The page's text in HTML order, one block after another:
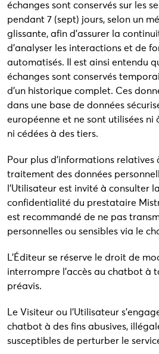
échanges sont conservés sur les
pendant 7 (sept) jours, selon un
glissante, afin d’assurer la
d’analyser les interactions et de
automatisés. Il est ainsi entendu
échanges sont conservés
d’un historique complet. Ces
dans une base de données
européenne et ne sont utilisées ni
ni cédées à des tiers.
Pour plus d’informations
traitement des données
l’Utilisateur est invité à consulter
confidentialité du prestataire
est recommandé de ne pas
personnelles ou sensibles via le
L’Éditeur se réserve le droit de
interrompre l’accès au chatbot à
préavis.
Le Visiteur ou l’Utilisateur
chatbot à des fins abusives,
susceptibles de perturber le